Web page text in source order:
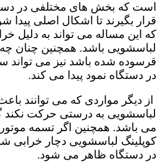
است که بخش های مختلفی در
قرار بگیرند تا اشکال اصلی پیدا
که این مساله می تواند به دلیل
لباسشویی باشد. همچنین چنان
قرسوده شده باشد نیز می تواند
در دستگاه نمود پیدا می کند.
از دیگر مواردی که می توانند
لباسشویی به درستی حرکت نکند
می باشد. همچنین اگر تسمه
کوپلینگ لباسشویی دچار خرابی
در دستگاه ظاهر می شود.